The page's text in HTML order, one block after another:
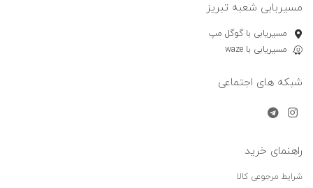
مسیربابی شعبه تبریز
مسیریابی با گوگل مپ
مسیریابی با waze
شبکه های اجتماعی
راهنمای خرید
شرایط مرجوعی کالا